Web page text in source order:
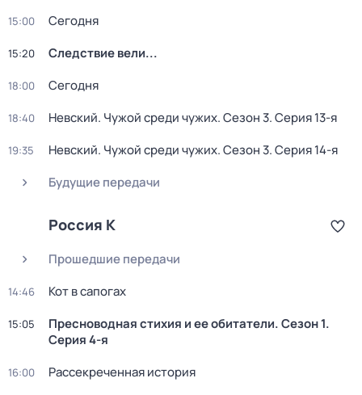
15:00 Сегодня
15:20 Следствие вели...
18:00 Сегодня
18:40 Невский. Чужой среди чужих. Сезон 3. Серия 13-я
19:35 Невский. Чужой среди чужих. Сезон 3. Серия 14-я
Будущие передачи
Россия К
Прошедшие передачи
14:46 Кот в сапогах
15:05 Пресноводная стихия и ее обитатели. Сезон 1.
Серия 4-я
16:00 Рассекреченная история